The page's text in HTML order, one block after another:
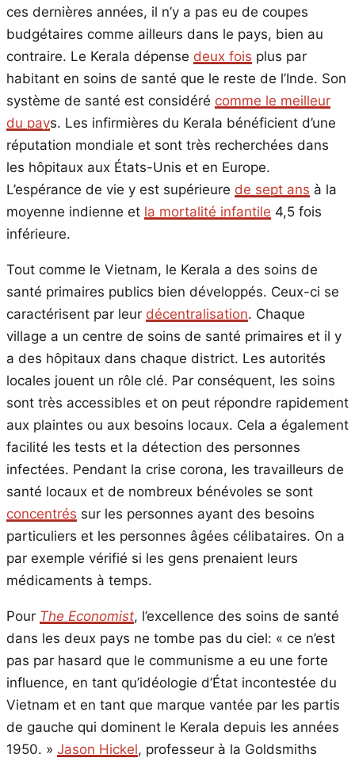
ces dernières années, il n’y a pas eu de coupes
budgétaires comme ailleurs dans le pays, bien au
contraire. Le Kerala dépense deux fois plus par
habitant en soins de santé que le reste de l’Inde. Son
système de santé est considéré comme le meilleur
du pays. Les infirmières du Kerala bénéficient d’une
réputation mondiale et sont très recherchées dans
les hôpitaux aux États-Unis et en Europe.
L’espérance de vie y est supérieure de sept ans à la
moyenne indienne et la mortalité infantile 4,5 fois
inférieure.
Tout comme le Vietnam, le Kerala a des soins de
santé primaires publics bien développés. Ceux-ci se
caractérisent par leur décentralisation. Chaque
village a un centre de soins de santé primaires et il y
a des hôpitaux dans chaque district. Les autorités
locales jouent un rôle clé. Par conséquent, les soins
sont très accessibles et on peut répondre rapidement
aux plaintes ou aux besoins locaux. Cela a également
facilité les tests et la détection des personnes
infectées. Pendant la crise corona, les travailleurs de
santé locaux et de nombreux bénévoles se sont
concentrés sur les personnes ayant des besoins
particuliers et les personnes âgées célibataires. On a
par exemple vérifié si les gens prenaient leurs
médicaments à temps.
Pour The Economist, l’excellence des soins de santé
dans les deux pays ne tombe pas du ciel: « ce n’est
pas par hasard que le communisme a eu une forte
influence, en tant qu’idéologie d’État incontestée du
Vietnam et en tant que marque vantée par les partis
de gauche qui dominent le Kerala depuis les années
1950. » Jason Hickel, professeur à la Goldsmiths